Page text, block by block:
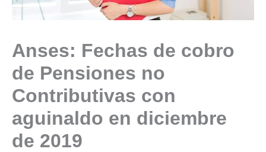
Anses: Fechas de cobro
de Pensiones no
Contributivas con
aguinaldo en diciembre
de 2019